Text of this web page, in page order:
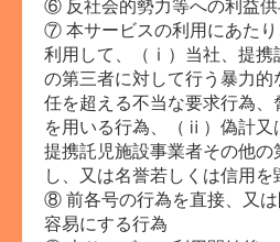
⑥ 反社会的勢力等への利益供
⑦ 本サービスの利用にあた
利用して、（ⅰ）当社、提携
の第三者に対して行う暴力
任を超える不当な要求行為、
を用いる行為、（ⅱ）偽計又
提携託児施設事業者その他の
し、又は名誉若しくは信用を
⑧ 前各号の行為を直接、又
容易にする行為